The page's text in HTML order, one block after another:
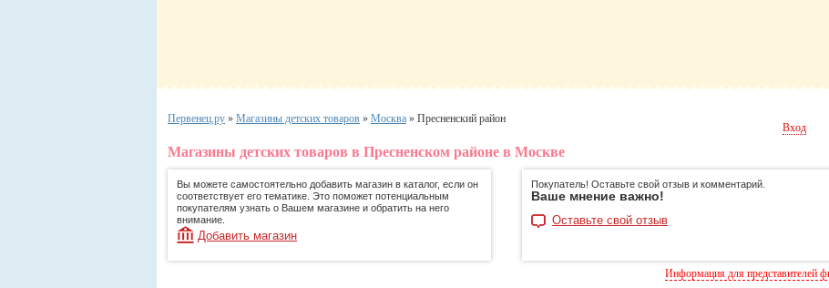
Первенец.ру » Магазины детских товаров » Москва » Пресненский район
Вход
Магазины детских товаров в Пресненском районе в Москве
Вы можете самостоятельно добавить магазин в каталог, если он
соответствует его тематике. Это поможет потенциальным
покупателям узнать о Вашем магазине и обратить на него
внимание.
Добавить магазин
Покупатель! Оставьте свой отзыв и комментарий.
Ваше мнение важно!
Оставьте свой отзыв
Информация для представителей